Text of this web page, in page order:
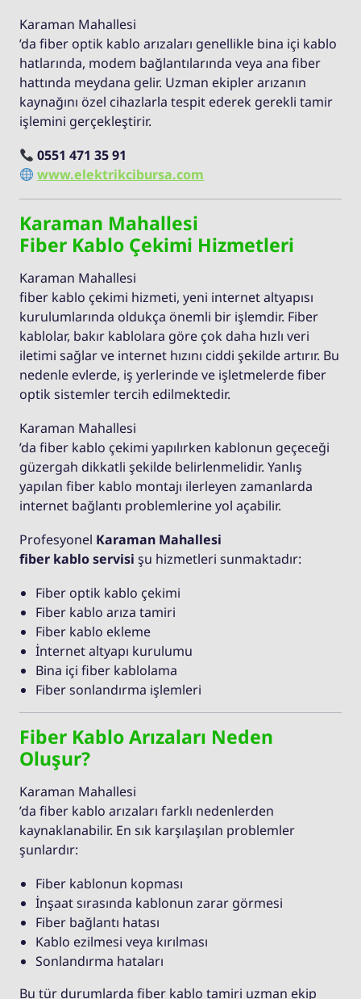
Karaman Mahallesi
’da fiber optik kablo arızaları genellikle bina içi kablo
hatlarında, modem bağlantılarında veya ana fiber
hattında meydana gelir. Uzman ekipler arızanın
kaynağını özel cihazlarla tespit ederek gerekli tamir
işlemini gerçekleştirir.
0551 471 35 91
www.elektrikcibursa.com
Karaman Mahallesi
Fiber Kablo Çekimi Hizmetleri
Karaman Mahallesi
fiber kablo çekimi hizmeti, yeni internet altyapısı
kurulumlarında oldukça önemli bir işlemdir. Fiber
kablolar, bakır kablolara göre çok daha hızlı veri
iletimi sağlar ve internet hızını ciddi şekilde artırır. Bu
nedenle evlerde, iş yerlerinde ve işletmelerde fiber
optik sistemler tercih edilmektedir.
Karaman Mahallesi
’da fiber kablo çekimi yapılırken kablonun geçeceği
güzergah dikkatli şekilde belirlenmelidir. Yanlış
yapılan fiber kablo montajı ilerleyen zamanlarda
internet bağlantı problemlerine yol açabilir.
Profesyonel Karaman Mahallesi
fiber kablo servisi şu hizmetleri sunmaktadır:
Fiber optik kablo çekimi
Fiber kablo arıza tamiri
Fiber kablo ekleme
İnternet altyapı kurulumu
Bina içi fiber kablolama
Fiber sonlandırma işlemleri
Fiber Kablo Arızaları Neden
Oluşur?
Karaman Mahallesi
’da fiber kablo arızaları farklı nedenlerden
kaynaklanabilir. En sık karşılaşılan problemler
şunlardır:
Fiber kablonun kopması
İnşaat sırasında kablonun zarar görmesi
Fiber bağlantı hatası
Kablo ezilmesi veya kırılması
Sonlandırma hataları
Bu tür durumlarda fiber kablo tamiri uzman ekip